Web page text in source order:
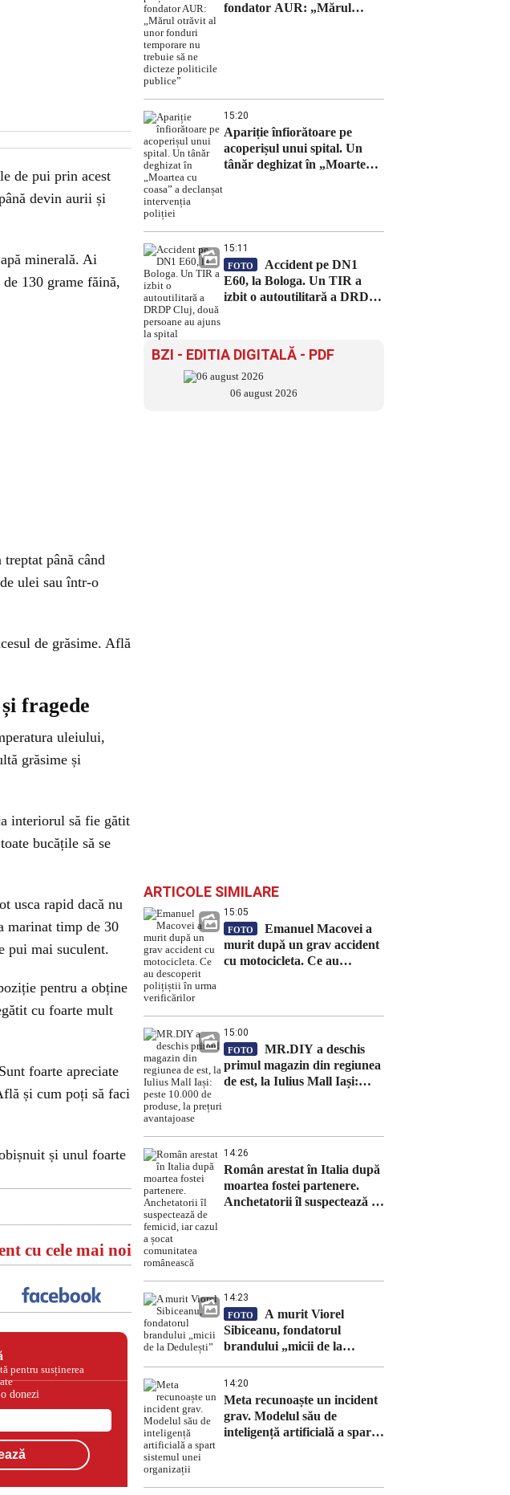
de pui prin acest
devin aurii și
minerală. Ai
130 grame făină,
până când
ulei sau într-o
de grăsime. Află
fragede
uleiului,
grăsime și
interiorul să fie gătit
bucățile să se
usca rapid dacă nu
marinat timp de 30
pui mai suculent.
pentru a obține
cu foarte mult
foarte apreciate
și cum poți să faci
și unul foarte
cu cele mai noi
pentru susținerea
donezi
fondator AUR: „Mărul
15:20
Apariție înfiorătoare pe
acoperișul unui spital. Un
tânăr deghizat în „Moartea
15:11
FOTO
Accident pe DN1
E60, la Bologa. Un TIR a
izbit o autoutilitară a DRDP
BZI - EDITIA DIGITALĂ - PDF
06 august 2026
ARTICOLE SIMILARE
15:05
FOTO
Emanuel Macovei a
murit după un grav accident
cu motocicleta. Ce au
15:00
FOTO
MR.DIY a deschis
primul magazin din regiunea
de est, la Iulius Mall Iași:
14:26
Român arestat în Italia după
moartea fostei partenere.
Anchetatorii îl suspectează de
14:23
FOTO
A murit Viorel
Sibiceanu, fondatorul
brandului „micii de la
14:20
Meta recunoaște un incident
grav. Modelul său de
inteligență artificială a spart